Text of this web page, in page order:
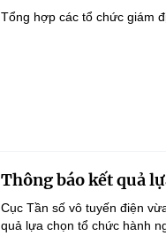
Tổng hợp các tổ chức giám
Thông báo kết quả
Cục Tần số vô tuyến điện
quả lựa chọn tổ chức hành